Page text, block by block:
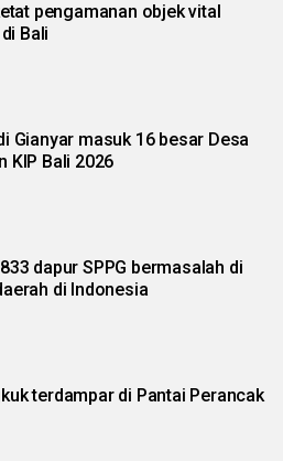
pengamanan objek vital
Bali
Gianyar masuk 16 besar Desa
KIP Bali 2026
dapur SPPG bermasalah di
di Indonesia
terdampar di Pantai Perancak